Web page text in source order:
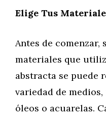
Elige Tus
Antes de comenzar,
materiales que
abstracta se puede
variedad de
óleos o acuarelas.